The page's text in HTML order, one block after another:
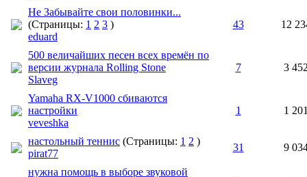
Не Забывайте свои половинки...
(Страницы: 1 2 3 )
eduard
43 12
500 величайших песен всех времён по
версии журнала Rolling Stone
Slaveg
7 3
Yamaha RX-V1000 сбиваются
настройки
veveshka
1 1
настольный теннис (Страницы: 1 2 )
pirat77
31 9
нужна помощь в выборе звуковой